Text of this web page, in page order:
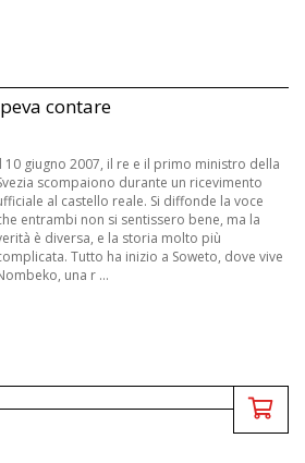
contare
10 giugno 2007, il re e il primo ministro della
scompaiono durante un ricevimento
al castello reale. Si diffonde la voce
entrambi non si sentissero bene, ma la
è diversa, e la storia molto più
Tutto ha inizio a Soweto, dove vive
una r ...